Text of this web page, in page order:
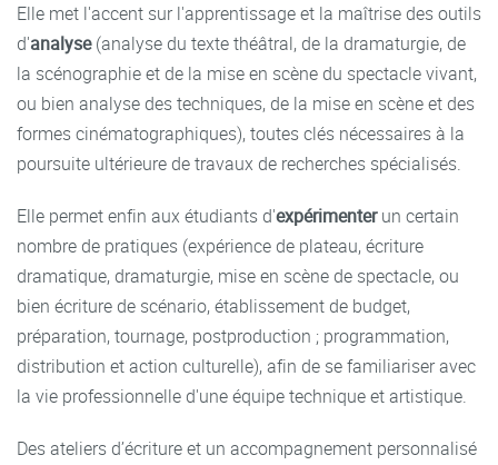
Elle met l'accent sur l'apprentissage et la maîtrise des outils
d'analyse(analyse du texte théâtral, de la dramaturgie, de
la scénographie et de la mise en scène du spectacle vivant,
ou bien analyse des techniques, de la mise en scène et des
formes cinématographiques), toutes clés nécessaires à la
poursuite ultérieure de travaux de recherches spécialisés.
Elle permet enfin aux étudiants d'expérimenterun certain
nombre de pratiques (expérience de plateau, écriture
dramatique, dramaturgie, mise en scène de spectacle, ou
bien écriture de scénario, établissement de budget,
préparation, tournage, postproduction ; programmation,
distribution et action culturelle), afin de se familiariser avec
la vie professionnelle d'une équipe technique et artistique.
Des ateliers d’écriture et un accompagnement personnalisé